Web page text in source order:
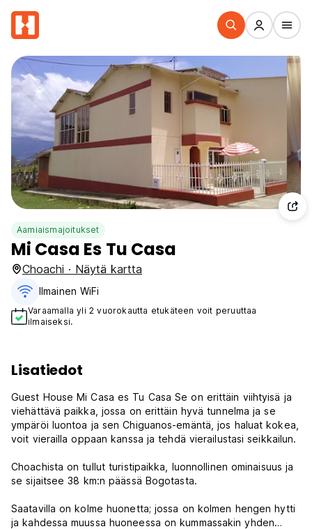
Aamiaismajoitukset
Mi Casa Es Tu Casa
Choachi · Näytä kartta
Ilmainen WiFi
Varaamalla yli 2 vuorokautta etukäteen voit peruuttaa
ilmaiseksi.
Lisatiedot
Guest House Mi Casa es Tu Casa Se on erittäin viihtyisä ja
viehättävä paikka, jossa on erittäin hyvä tunnelma ja se
ympäröi luontoa ja sen Chiguanos-emäntä, jos haluat kokea,
voit vierailla oppaan kanssa ja tehdä vierailustasi seikkailun.
Choachista on tullut turistipaikka, luonnollinen ominaisuus ja
se sijaitsee 38 km:n päässä Bogotasta.
Saatavilla on kolme huonetta; jossa on kolmen hengen hytti
ja kahdessa muussa huoneessa on kummassakin yhden